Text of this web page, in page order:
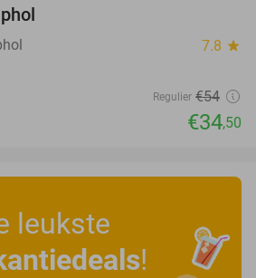
7.8 star
Regulier €54
€34,50
leukste
!